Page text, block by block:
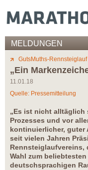
MELDUNGEN
GutsMuths-Rennsteiglauf
„Ein
11.01.18
Quelle: Pressemitteilung
„Es ist nicht alltäglich
Prozesses und vor
kontinuierlicher, guter
seit vielen Jahren
Rennsteiglaufvereins,
Wahl zum
deutschsprachigen